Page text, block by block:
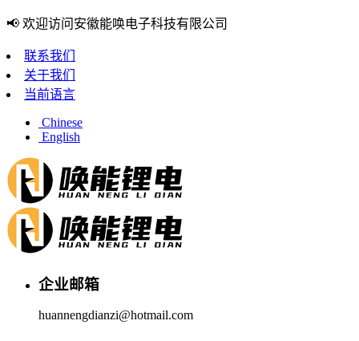
📢 欢迎访问安徽能唤电子科技有限公司
联系我们
关于我们
当前语言
Chinese
English
企业邮箱
huannengdianzi@hotmail.com